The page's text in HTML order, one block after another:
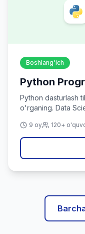
Boshlang'ich
Python
Python dasturlash
o'rganing. Data
9 oy 120+